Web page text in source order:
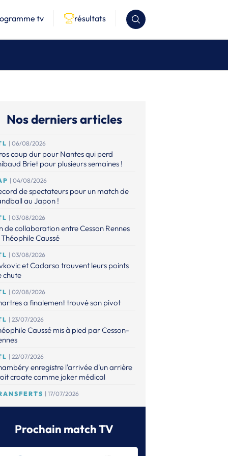
tv résultats
Nos derniers articles
| 06/08/2026
coup dur pour Nantes qui perd
Briet pour plusieurs semaines !
| 04/08/2026
de spectateurs pour un match de
au Japon !
| 03/08/2026
de collaboration entre Cesson Rennes
Caussé
| 03/08/2026
et Cadarso trouvent leurs points
chute
| 02/08/2026
a finalement trouvé son pivot
| 23/07/2026
Caussé mis à pied par Cesson-
| 22/07/2026
enregistre l'arrivée d'un arrière
croate comme joker médical
| 17/07/2026
point sur les mises à jour de l'espace
| 16/07/2026
Prochain match TV